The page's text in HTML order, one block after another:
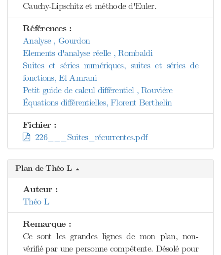
Cauchy-Lipschitz et méthode d'Euler.
Références :
Analyse , Gourdon
Elements d'analyse réelle , Rombaldi
Suites et séries numériques, suites et séries de
fonctions, El Amrani
Petit guide de calcul différentiel , Rouvière
Équations différentielles, Florent Berthelin
Fichier :
226___Suites_récurrentes.pdf
Plan de Théo L
Auteur :
Théo L
Remarque :
Ce sont les grandes lignes de mon plan, non-
vérifié par une personne compétente. Désolé pour